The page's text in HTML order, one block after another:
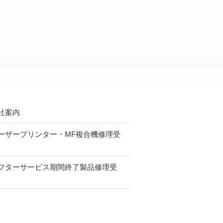
案内
ザープリンター・MF複合機修理受
ターサービス期間終了製品修理受